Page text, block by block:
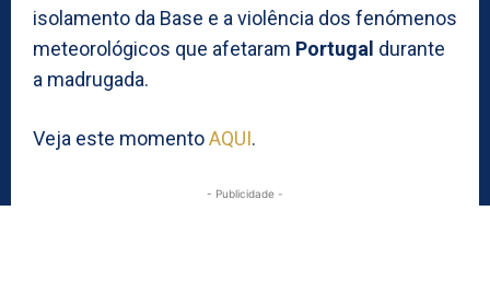
isolamento da Base e a violência dos fenómenos
meteorológicos que afetaram Portugal durante
a madrugada.
Veja este momentoAQUI.
- Publicidade -